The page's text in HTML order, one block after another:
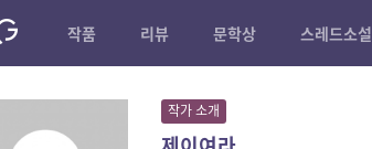
작품 리뷰 문학상 스레드소설
작가 소개